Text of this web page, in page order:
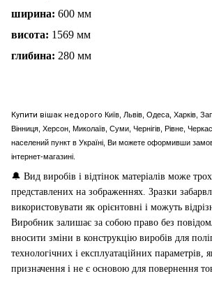
ширина: 600 мм
висота: 1569 мм
глибина: 280 мм
Купити вішак недорого Київ, Львів, Одеса, Харків,
Вінниця, Херсон, Миколаїв, Суми, Чернігів, Рівне,
населений пункт в Україні, Ви можете оформивши
інтернет-магазині.
🔔 Вид виробів і відтінок матеріалів може
представлених на зображеннях. Зразки
використовувати як орієнтовні і можуть
Виробник залишає за собою право без
вносити зміни в конструкцію виробів для
технологічних і експлуатаційних параметрів,
призначення і не є основою для повернення